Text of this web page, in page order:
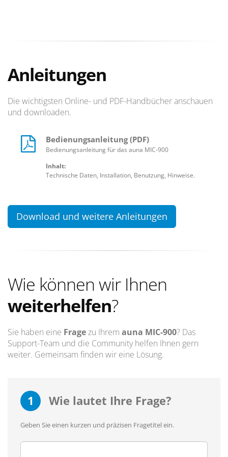
Anleitungen
Die wichtigsten Online- und PDF-Handbücher anschauen
und downloaden.
Bedienungsanleitung (PDF)
Bedienungsanleitung für das auna MIC-900
Inhalt:
Technische Daten, Installation, Benutzung, Hinweise.
Download und weitere Anleitungen
Wie können wir Ihnen
weiterhelfen?
Sie haben eine Fragezu Ihrem auna MIC-900? Das
Support-Team und die Community helfen Ihnen gern
weiter. Gemeinsam finden wir eine Lösung.
1 Wie lautet Ihre Frage?
Geben Sie einen kurzen und präzisen Fragetitel ein.